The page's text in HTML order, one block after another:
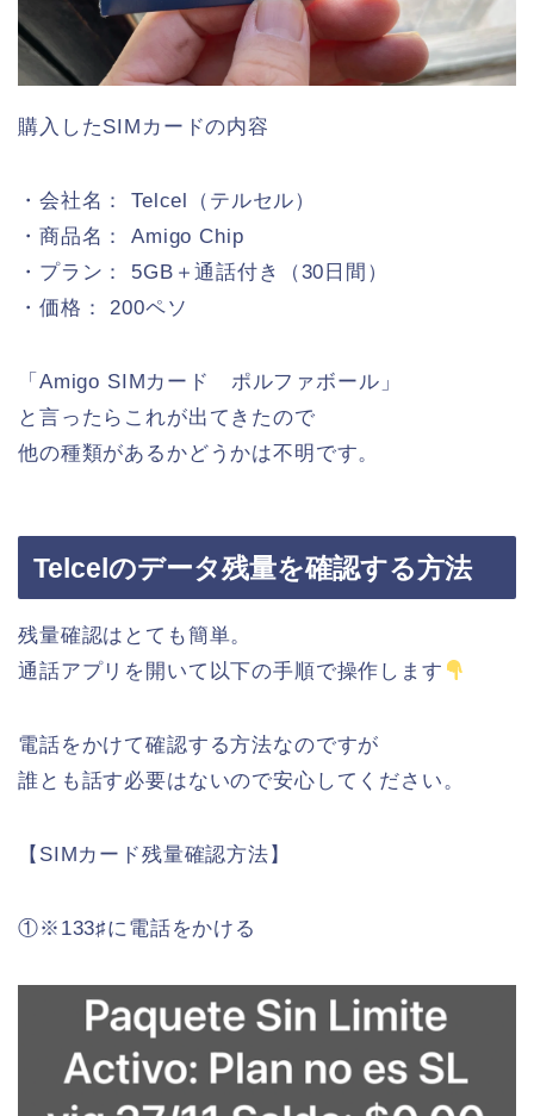
購入したSIMカードの内容
・会社名： Telcel（テルセル）
・商品名： Amigo Chip
・プラン： 5GB＋通話付き（30日間）
・価格： 200ペソ
「Amigo SIMカード ポルファボール」
と言ったらこれが出てきたので
他の種類があるかどうかは不明です。
Telcelのデータ残量を確認する方法
残量確認はとても簡単。
通話アプリを開いて以下の手順で操作します
電話をかけて確認する方法なのですが
誰とも話す必要はないので安心してください。
【SIMカード残量確認方法】
①※133♯に電話をかける